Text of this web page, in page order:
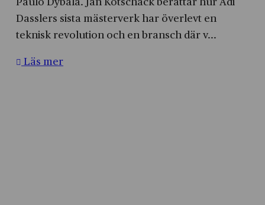
Dasslers sista mästerverk har överlevt en
teknisk revolution och en bransch där v...
Läs mer